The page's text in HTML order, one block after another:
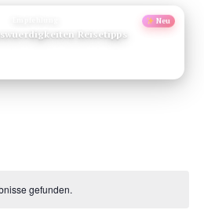
Neu
Reisetipps
gefunden.